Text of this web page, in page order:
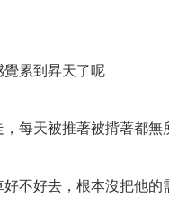
累到昇天了呢
每天被推著被揹著都無
不好去，根本沒把他的